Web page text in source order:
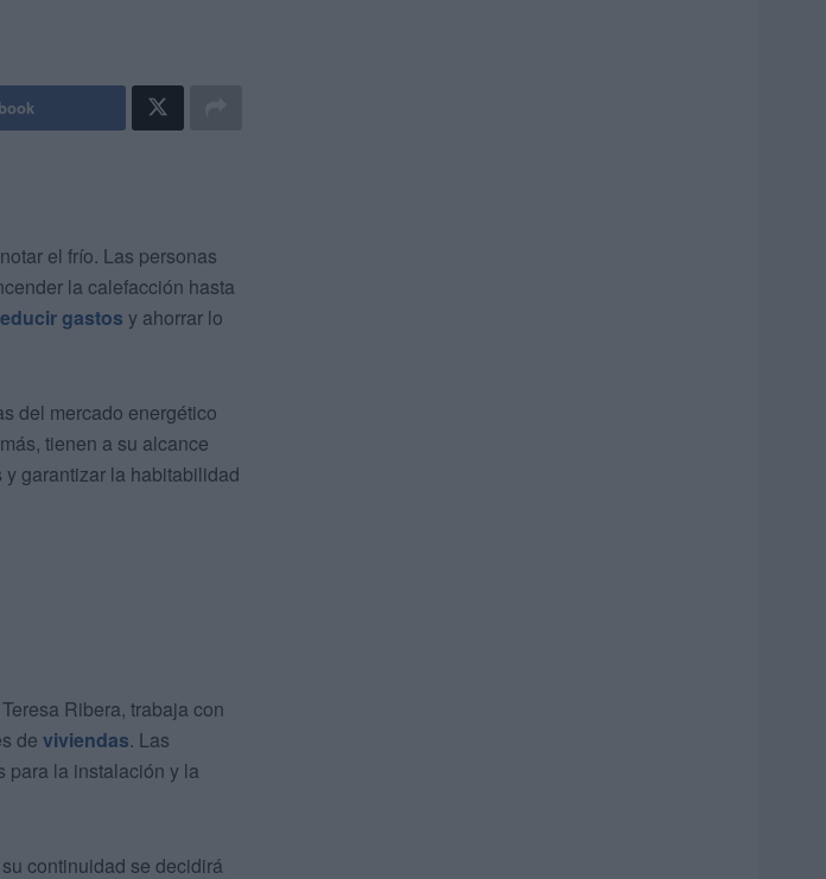
el frío. Las personas
la calefacción hasta
gastos y ahorrar lo
del mercado energético
tienen a su alcance
garantizar la habitabilidad
Ribera, trabaja con
de viviendas. Las
para la instalación y la
continuidad se decidirá